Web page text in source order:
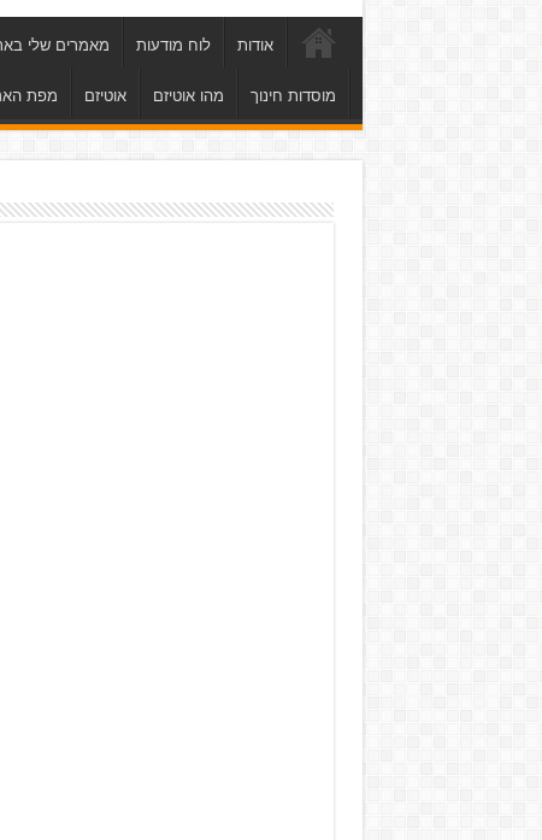
אודות לוח מודעות מאמרים שלי
מוסדות חינוך מהו אוטיזם אוטיזם מפת